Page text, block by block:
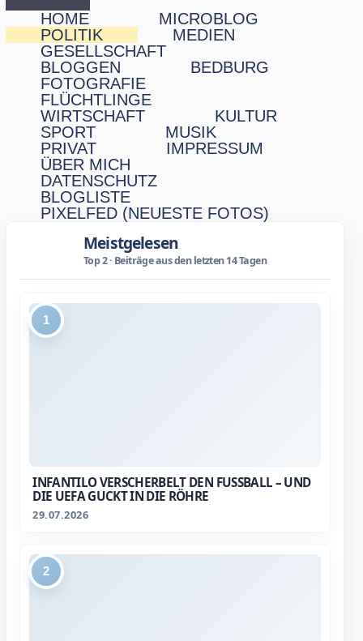
Schließen
HOME
MICROBLOG
POLITIK
MEDIEN
GESELLSCHAFT
BLOGGEN
BEDBURG
FOTOGRAFIE
FLÜCHTLINGE
WIRTSCHAFT
KULTUR
SPORT
MUSIK
PRIVAT
IMPRESSUM
ÜBER MICH
DATENSCHUTZ
BLOGLISTE
PIXELFED (NEUESTE FOTOS)
Meistgelesen
Top 2 · Beiträge aus den letzten 14 Tagen
1
INFANTILO VERSCHERBELT DEN FUSSBALL – UND D
IE UEFA GUCKT IN DIE RÖHRE
29.07.2026
2